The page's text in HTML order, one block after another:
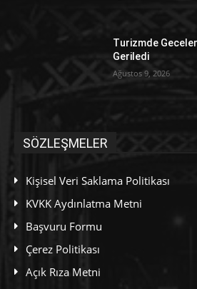
Turizmde
Geriledi
Ağustos 9, 2026
SÖZLEŞMELER
Kişisel Veri Saklama Politikası
KVKK Aydınlatma Metni
Başvuru Formu
Çerez Politikası
Açık Rıza Metni